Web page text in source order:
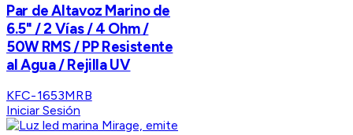
Par de Altavoz Marino de
6.5" / 2 Vías / 4 Ohm /
50W RMS / PP Resistente
al Agua / Rejilla UV
KFC-1653MRB
Iniciar Sesión